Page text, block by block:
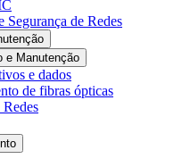
Segurança de Redes
e Manutenção
e dados
de fibras ópticas